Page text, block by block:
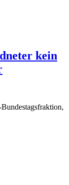
kein